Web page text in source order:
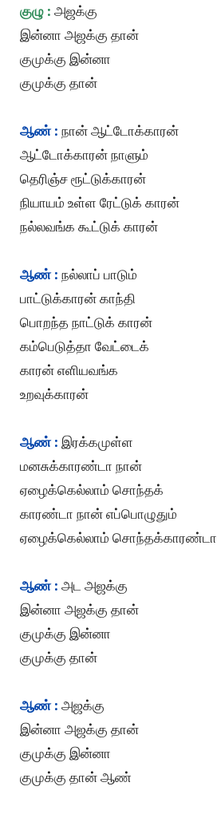
குழு : அஜக்கு
இன்னா அஜக்கு தான்
குமுக்கு இன்னா
குமுக்கு தான்
ஆண் : நான் ஆட்டோக்காரன்
ஆட்டோக்காரன் நாளும்
தெரிஞ்ச ரூட்டுக்காரன்
நியாயம் உள்ள ரேட்டுக் காரன்
நல்லவங்க கூட்டுக் காரன்
ஆண் : நல்லாப் பாடும்
பாட்டுக்காரன் காந்தி
பொறந்த நாட்டுக் காரன்
கம்பெடுத்தா வேட்டைக்
காரன் எளியவங்க
உறவுக்காரன்
ஆண் : இரக்கமுள்ள
மனசுக்காரண்டா நான்
ஏழைக்கெல்லாம் சொந்தக்
காரண்டா நான் எப்பொழுதும்
ஏழைக்கெல்லாம் சொந்தக்காரண்டா
ஆண் : அட அஜக்கு
இன்னா அஜக்கு தான்
குமுக்கு இன்னா
குமுக்கு தான்
ஆண் : அஜக்கு
இன்னா அஜக்கு தான்
குமுக்கு இன்னா
குமுக்கு தான் ஆண்